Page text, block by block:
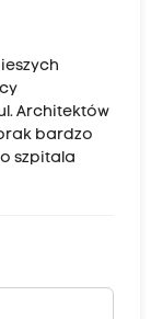
Architektów
bardzo
szpitala